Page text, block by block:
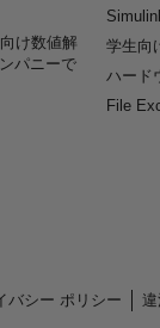
け数値解
パニーで
学生向
ハード
File
バシー ポリシー